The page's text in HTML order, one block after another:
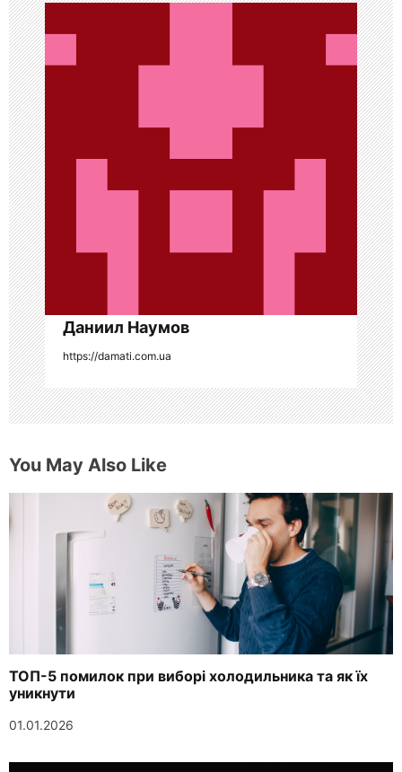
ц
и
я
п
о
з
а
п
и
с
я
м
Даниил Наумов
https://damati.com.ua
You May Also Like
ТОП-5 помилок при виборі холодильника та як їх
уникнути
01.01.2026